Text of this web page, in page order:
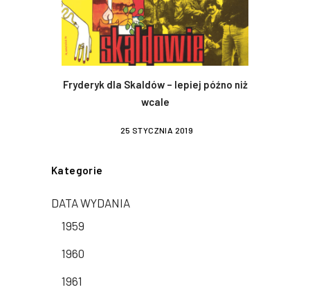
Fryderyk dla Skaldów – lepiej późno niż
wcale
25 STYCZNIA 2019
Kategorie
DATA WYDANIA
1959
1960
1961